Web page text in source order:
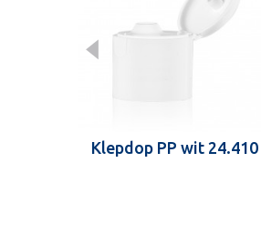
Klepdop PP wit 24.410